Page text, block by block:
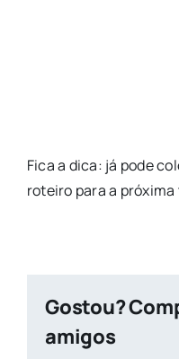
Fica a dica: já pode
roteiro para a
Gostou?
amigos